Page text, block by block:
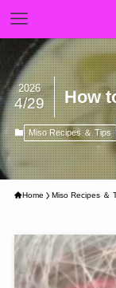
How
2026
4/29
Miso Recipes ＆ Tips
Home Miso Recipes ＆